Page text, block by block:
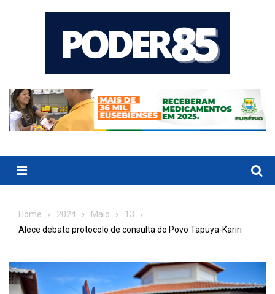
Menu
Home 2024 Maio
13
Alece debate protocolo de consulta do Povo Tapuya-Kariri